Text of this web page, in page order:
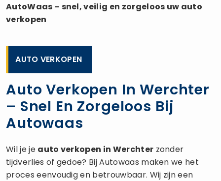
AutoWaas – snel, veilig en zorgeloos uw auto
verkopen
AUTO VERKOPEN
Auto Verkopen In Werchter
– Snel En Zorgeloos Bij
Autowaas
Wil je je auto verkopen in Werchter zonder
tijdverlies of gedoe? Bij Autowaas maken we het
proces eenvoudig en betrouwbaar. Wij zijn een